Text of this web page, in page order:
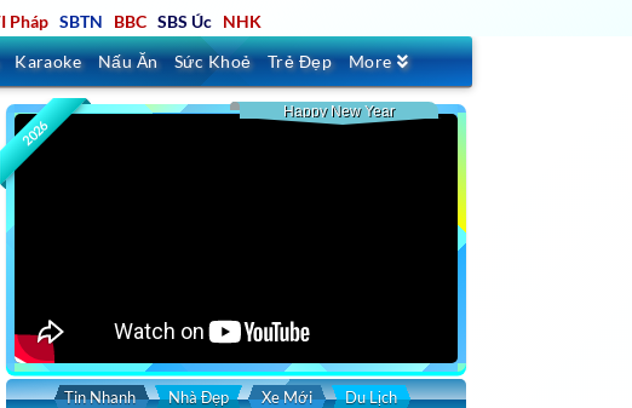
Pháp SBTN BBC SBS Úc NHK
Karaoke Nấu Ăn Sức Khoẻ Trẻ Đẹp More
2026
Happy New Year
Tin Nhanh Nhà Đẹp Xe Mới Du Lịch